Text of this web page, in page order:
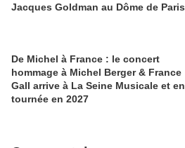
Jacques Goldman au Dôme de Paris
De Michel à France : le concert
hommage à Michel Berger & France
Gall arrive à La Seine Musicale et en
tournée en 2027